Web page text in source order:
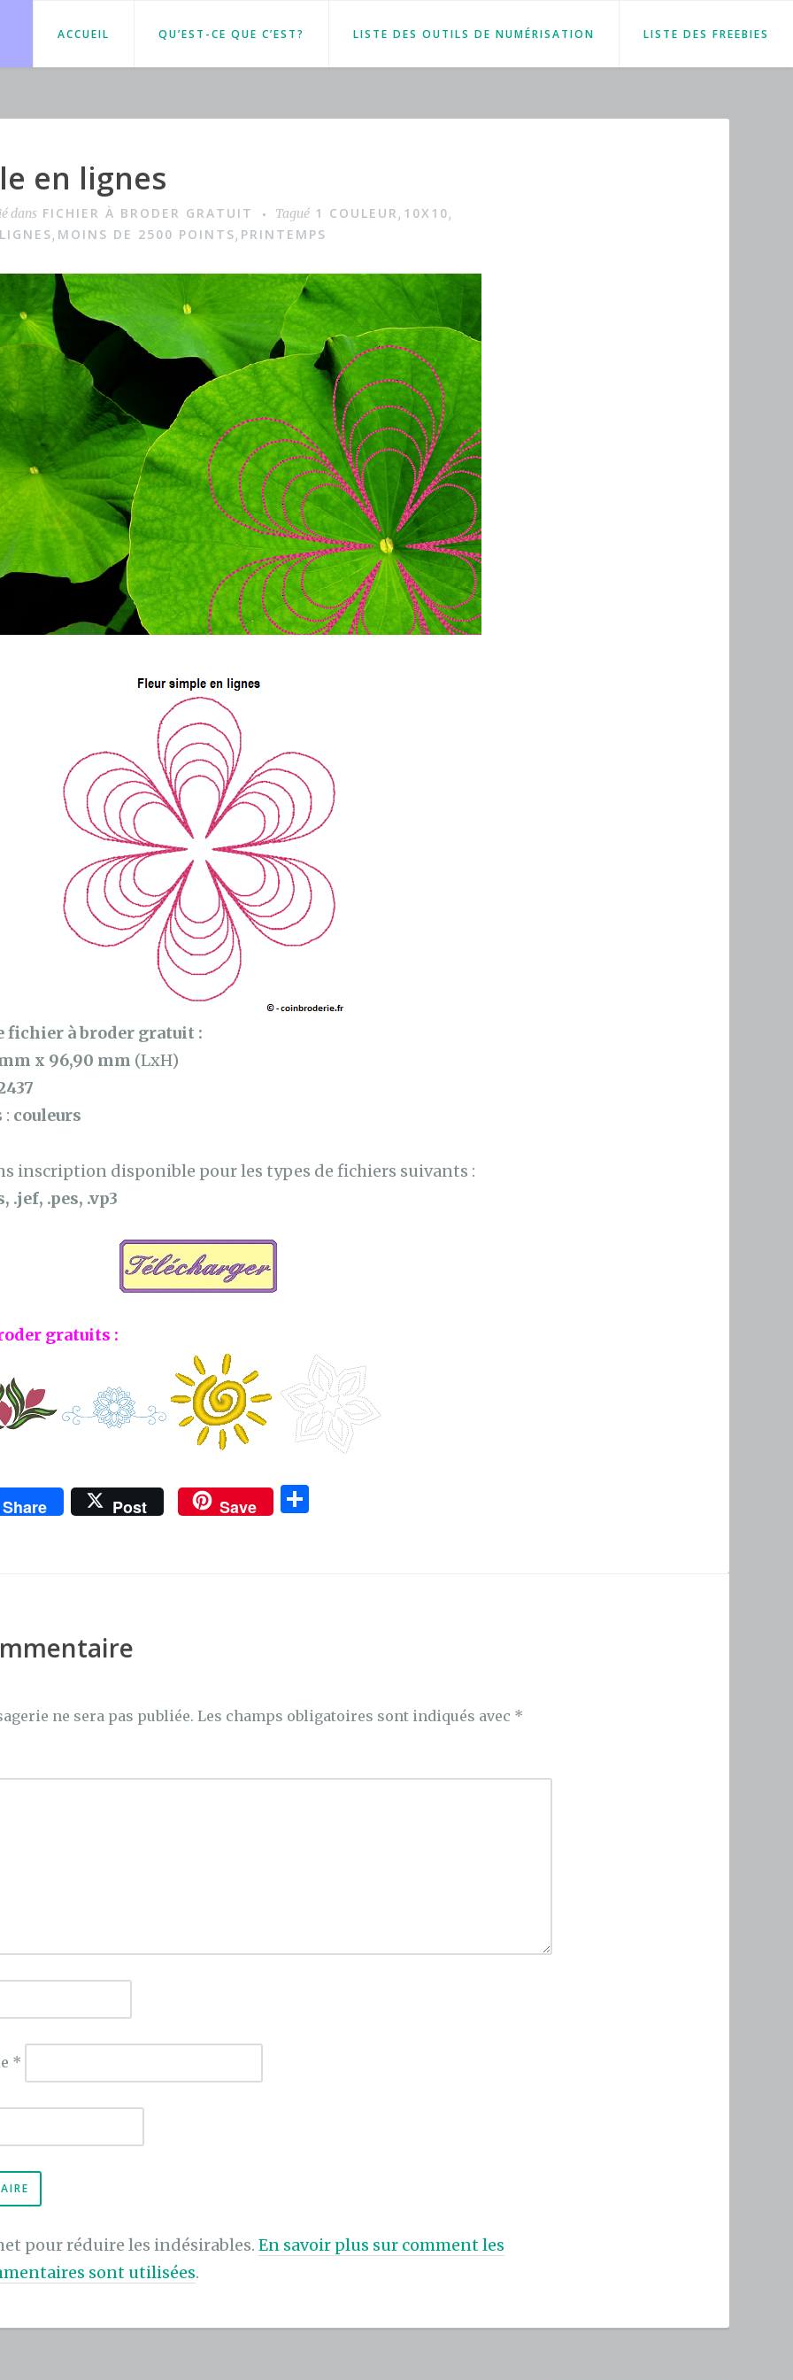
ACCUEIL QU’EST-CE QUE C’EST? LISTE DES OUTILS DE NUMÉRISATION LISTE DES FREEBIES
en lignes
dans FICHIER À BRODER GRATUIT Tagué 1 COULEUR, 10X10,
LIGNES, MOINS DE 2500 POINTS, PRINTEMPS
à broder gratuit :
x 96,90 mm (LxH)
: couleurs
inscription disponible pour les types de fichiers suivants :
.jef, .pes, .vp3
gratuits :
Share Post Save
ne sera pas publiée. Les champs obligatoires sont indiqués avec *
*
pour réduire les indésirables. En savoir plus sur comment les
sont utilisées.